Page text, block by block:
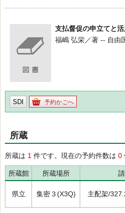
支払督促の申立てと
福嶋 弘栄／著 -- 自由
SDI 予約かごへ
所蔵
所蔵は 1 件です。現在の予約件数は 0
所蔵館 所蔵場所
県立 集密３(X3Q) 主配架/